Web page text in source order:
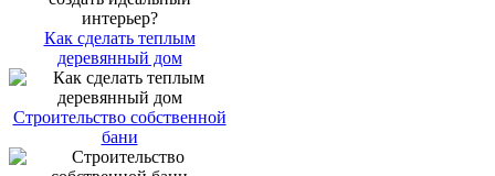
Как сделать теплым
деревянный дом
Строительство собственной
бани